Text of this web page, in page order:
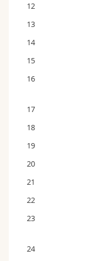
12
13
14
15
16
17
18
19
20
21
22
23
24